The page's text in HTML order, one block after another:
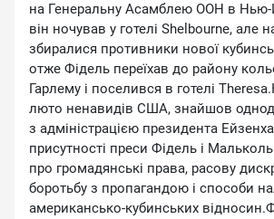
на Генеральну Асамблею ООН в Нью-
він ночував у готелі Shelbourne, але
збиралися противники нової
отже Фідель переїхав до району
Гарлему і поселився в готелі
люто ненавидів США, знайшов
з адміністрацією президента
присутності преси Фідель і
про громадянські права, расову
боротьбу з пропагандою і способи
американсько-кубинських